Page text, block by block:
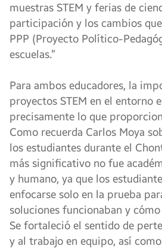
muestras STEM y ferias de
participación y los cambios
PPP (Proyecto Político-
escuelas.”
Para ambos educadores, la
proyectos STEM en el entorno
precisamente lo que
Como recuerda Carlos Moya
los estudiantes durante el
más significativo no fue
y humano, ya que los
enfocarse solo en la prueba
soluciones funcionaban y
Se fortaleció el sentido de
y al trabajo en equipo, así